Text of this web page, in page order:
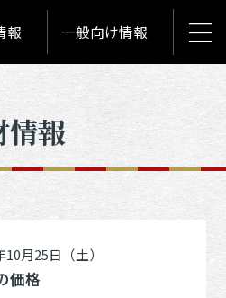
報 一般向け情報
情報
10月25日（土）
価格